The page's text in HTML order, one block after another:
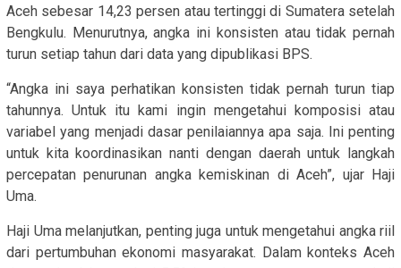
Aceh sebesar 14,23 persen atau tertinggi di Sumatera setelah
Bengkulu. Menurutnya, angka ini konsisten atau tidak pernah
turun setiap tahun dari data yang dipublikasi BPS.
“Angka ini saya perhatikan konsisten tidak pernah turun tiap
tahunnya. Untuk itu kami ingin mengetahui komposisi atau
variabel yang menjadi dasar penilaiannya apa saja. Ini penting
untuk kita koordinasikan nanti dengan daerah untuk langkah
percepatan penurunan angka kemiskinan di Aceh”, ujar Haji
Uma.
Haji Uma melanjutkan, penting juga untuk mengetahui angka riil
dari pertumbuhan ekonomi masyarakat. Dalam konteks Aceh